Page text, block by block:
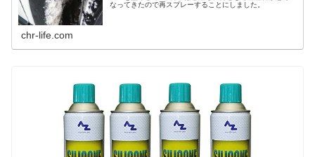
なってきたので再スプレーすることにしました。
chr-life.com